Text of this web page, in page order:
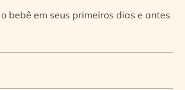
bebê em seus primeiros dias e antes